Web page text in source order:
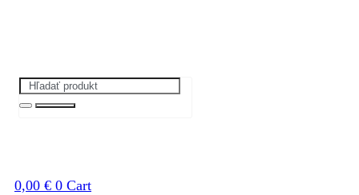
0,00 € 0 Cart